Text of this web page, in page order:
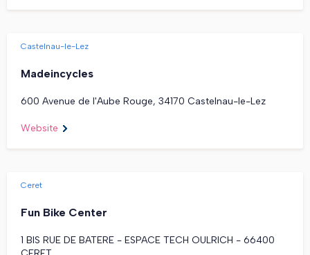
Castelnau-le-Lez
Madeincycles
600 Avenue de l'Aube Rouge, 34170 Castelnau-le-Lez
Website
Ceret
Fun Bike Center
1 BIS RUE DE BATERE - ESPACE TECH OULRICH - 66400